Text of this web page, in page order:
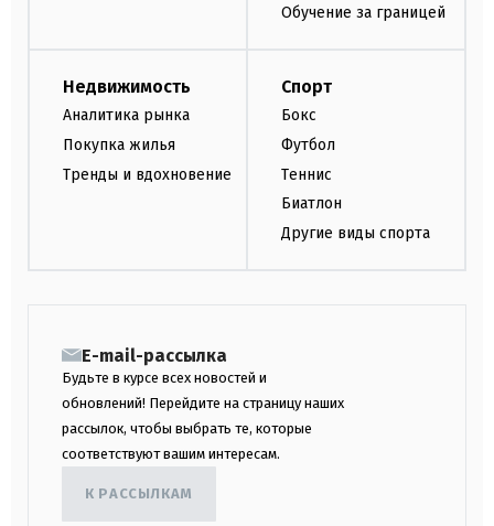
Обучение за границей
Недвижимость
Аналитика рынка
Покупка жилья
Тренды и вдохновение
Спорт
Бокс
Футбол
Теннис
Биатлон
Другие виды спорта
E-mail-рассылка
Будьте в курсе всех новостей и
обновлений! Перейдите на страницу наших
рассылок, чтобы выбрать те, которые
соответствуют вашим интересам.
К РАССЫЛКАМ